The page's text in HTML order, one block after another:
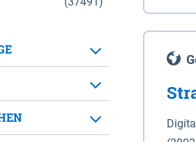
für
der in